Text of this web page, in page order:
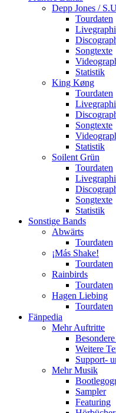
Depp Jones /
Tourdaten
Songtexte
Statistik
King Køng
Tourdaten
Songtexte
Statistik
Soilent Grün
Tourdaten
Songtexte
Statistik
Sonstige Bands
Abwärts
Tourdaten
¡Más Shake!
Tourdaten
Rainbirds
Tourdaten
Hagen Liebing
Tourdaten
Fänpedia
Mehr Auftritte
Weitere
Support-
Mehr Musik
Sampler
Featuring